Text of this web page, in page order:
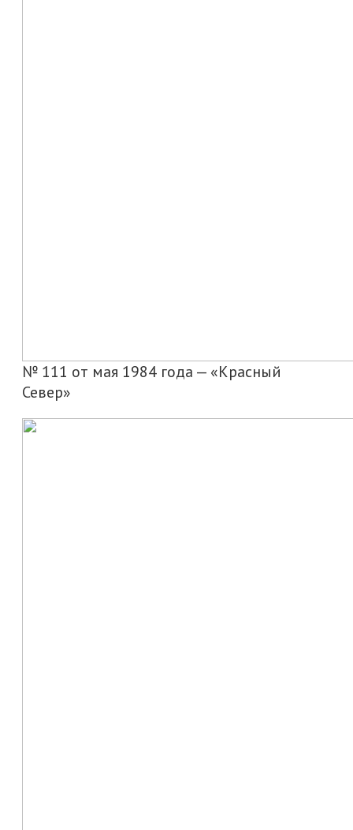
№ 111 от мая 1984 года — «Красный
Север»